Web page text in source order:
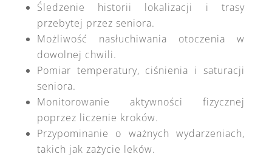
Śledzenie historii lokalizacji i trasy
przebytej przez seniora.
Możliwość nasłuchiwania otoczenia w
dowolnej chwili.
Pomiar temperatury, ciśnienia i saturacji
seniora.
Monitorowanie aktywności fizycznej
poprzez liczenie kroków.
Przypominanie o ważnych wydarzeniach,
takich jak zażycie leków.